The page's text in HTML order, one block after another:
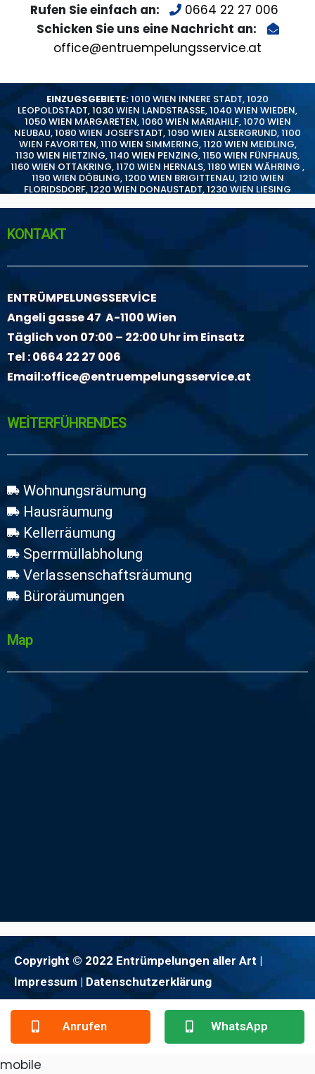
Rufen Sie einfach an:
0664 22 27 006
Schicken Sie uns eine Nachricht an:
office@entruempelungsservice.at
EINZUGSGEBIETE:1010 WIEN INNERE STADT,1020
LEOPOLDSTADT,1030 WIEN LANDSTRASSE,1040 WIEN WIEDEN,
1050 WIEN MARGARETEN,1060 WIEN MARIAHILF,1070 WIEN
NEUBAU,1080 WIEN JOSEFSTADT,1090 WIEN ALSERGRUND,1100
WIEN FAVORITEN,1110 WIEN SIMMERING,1120 WIEN MEIDLING,
1130 WIEN HIETZING,1140 WIEN PENZING,1150 WIEN FÜNFHAUS,
1160 WIEN OTTAKRING,1170 WIEN HERNALS,1180 WIEN WÄHRING ,
1190 WIEN DÖBLING,1200 WIEN BRIGITTENAU,1210 WIEN
FLORIDSDORF,1220 WIEN DONAUSTADT,1230 WIEN LIESING
KONTAKT
ENTRÜMPELUNGSSERVİCE
Angeli gasse 47 A-1100 Wien
Täglich von 07:00 – 22:00 Uhr im Einsatz
Tel :0664 22 27 006
Email:office@entruempelungsservice.at
WEİTERFÜHRENDES
Wohnungsräumung
Hausräumung
Kellerräumung
Sperrmüllabholung
Verlassenschaftsräumung
Büroräumungen
Map
Copyright © 2022 Entrümpelungen aller Art |
Impressum | Datenschutzerklärung
Anrufen WhatsApp